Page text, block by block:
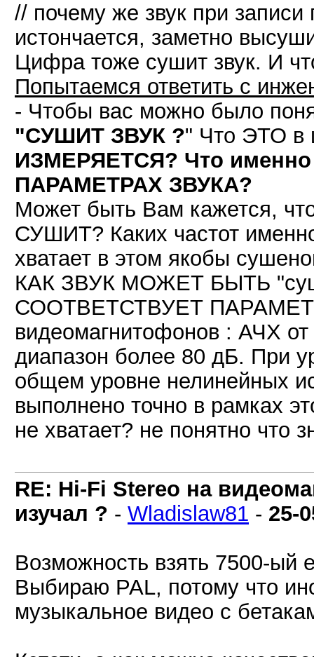
// почему же звук при записи
истончается, заметно
Цифра тоже сушит звук. И
Попытаемся ответить с
- Чтобы вас можно было
"СУШИТ ЗВУК ?" Что ЭТО в
ИЗМЕРЯЕТСЯ? Что именно
ПАРАМЕТРАХ ЗВУКА?
Может быть Вам кажется,
СУШИТ? Каких частот
хватает в этом якобы
КАК ЗВУК МОЖЕТ БЫТЬ
СООТВЕТСТВУЕТ
видеомагнитофонов : АЧХ
диапазон более 80 дБ. При
общем уровне нелинейных
выполнено точно в рамках
не хватает? не понятно что
RE: Hi-Fi Stereo на
изучал ? - Wladislaw81 - 25-
Возможность взять 7500-ый
Выбираю PAL, потому что
музыкальное видео с